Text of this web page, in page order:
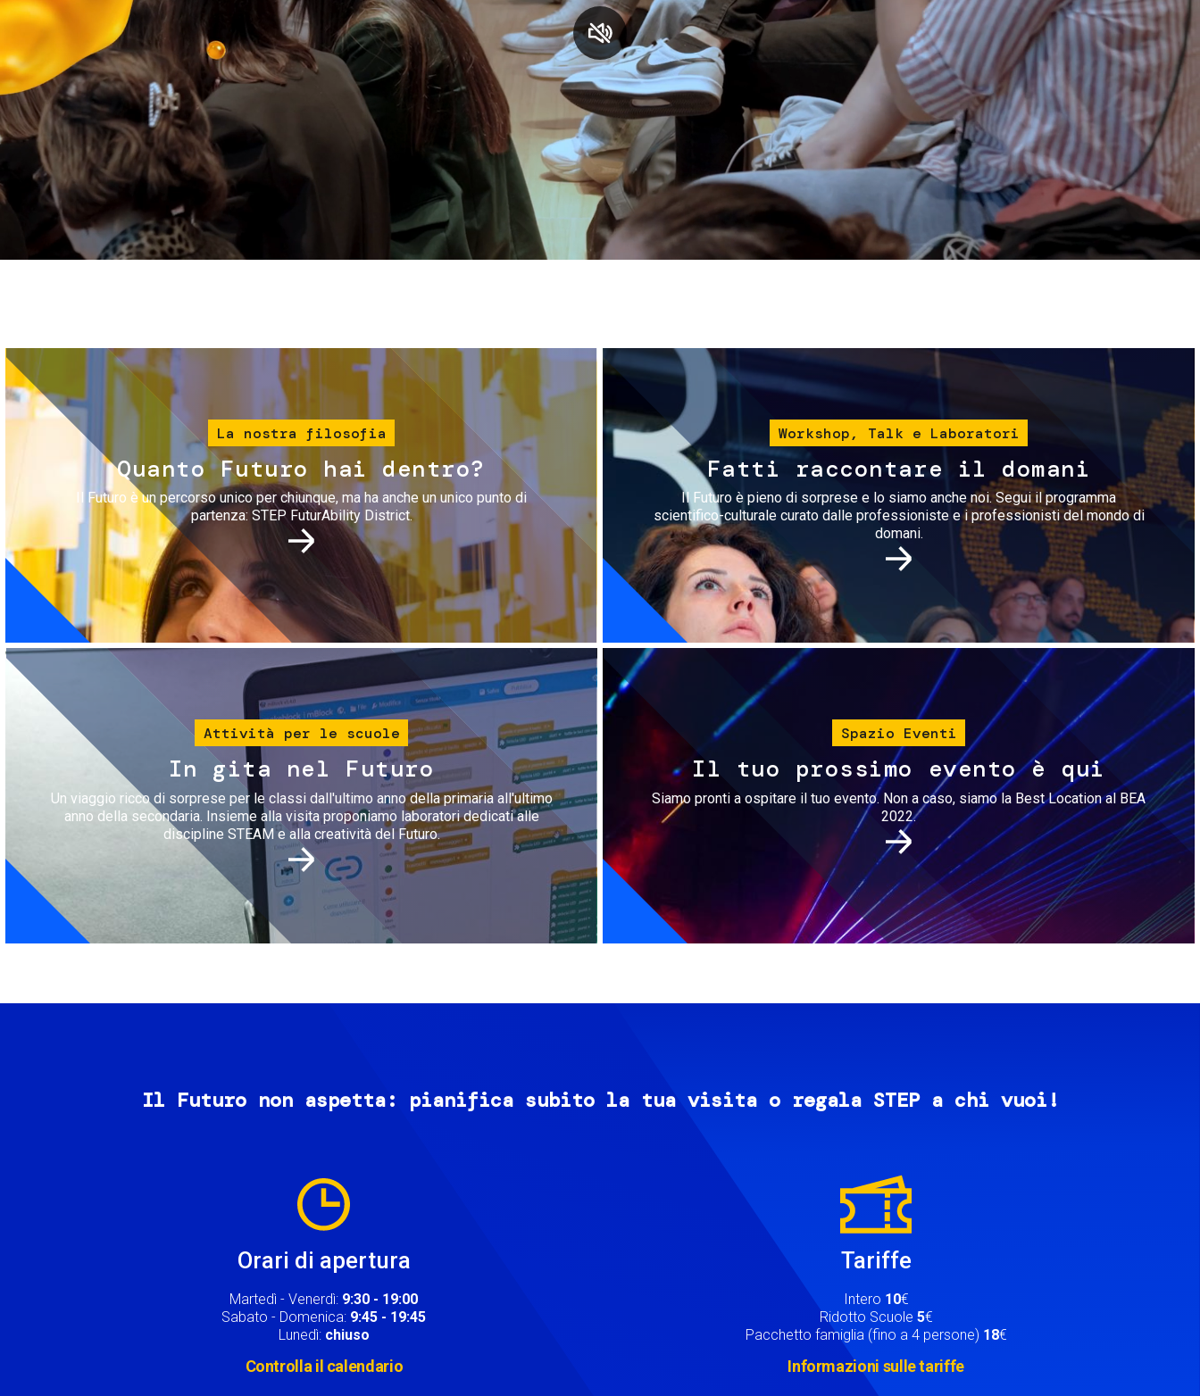
Servizi e accessibilità
Contatti
Biglietti
Immagine
La nostra filosofia
Quanto Futuro hai dentro?
Il Futuro è un percorso unico per chiunque, ma ha anche un unico punto di
partenza: STEP FuturAbility District.
Immagine
Workshop, Talk e Laboratori
Fatti raccontare il domani
Il Futuro è pieno di sorprese e lo siamo anche noi. Segui il programma
scientifico-culturale curato dalle professioniste e i professionisti del mondo di
domani.
Immagine
Attività per le scuole
In gita nel Futuro
Un viaggio ricco di sorprese per le classi dall'ultimo anno della primaria all'ultimo
anno della secondaria. Insieme alla visita proponiamo laboratori dedicati alle
discipline STEAM e alla creatività del Futuro.
Immagine
Spazio Eventi
Il tuo prossimo evento è qui
Siamo pronti a ospitare il tuo evento. Non a caso, siamo la Best Location al BEA
2022.
Il Futuro non aspetta: pianifica subito la tua visita o regala STEP a chi vuoi!
Orari di apertura
Martedì - Venerdì: 9:30 - 19:00
Sabato - Domenica: 9:45 - 19:45
Lunedì: chiuso
Controlla il calendario
Tariffe
Intero 10€
Ridotto Scuole 5€
Pacchetto famiglia (fino a 4 persone) 18€
Informazioni sulle tariffe